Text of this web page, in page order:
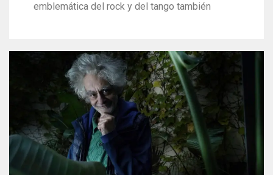
emblemática del rock y del tango también